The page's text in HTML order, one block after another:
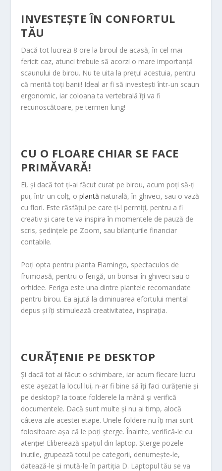
INVESTEȘTE ÎN CONFORTUL
TĂU
Dacă tot lucrezi 8 ore la biroul de acasă, în cel mai
fericit caz, atunci trebuie să acorzi o mare importanță
scaunului de birou. Nu te uita la prețul acestuia, pentru
că merită toți banii! Ideal ar fi să investești într-un scaun
ergonomic, iar coloana ta vertebrală îți va fi
recunoscătoare, pe termen lung!
CU O FLOARE CHIAR SE FACE
PRIMĂVARĂ!
Ei, și dacă tot ți-ai făcut curat pe birou, acum poți să-ți
pui, într-un colț, oplantă naturală, în ghiveci, sau o vază
cu flori. Este răsfățul pe care ți-l permiți, pentru a fi
creativ și care te va inspira în momentele de pauză de
scris, ședințele pe Zoom, sau bilanțurile financiar
contabile.
Poți opta pentru planta Flamingo, spectaculos de
frumoasă, pentru o ferigă, un bonsai în ghiveci sau o
orhidee. Feriga este una dintre plantele recomandate
pentru birou. Ea ajută la diminuarea efortului mental
depus și îți stimulează creativitatea, inspirația.
CURĂȚENIE PE DESKTOP
Și dacă tot ai făcut o schimbare, iar acum fiecare lucru
este așezat la locul lui, n-ar fi bine să îți faci curățenie și
pe desktop? Ia toate folderele la mână și verifică
documentele. Dacă sunt multe și nu ai timp, alocă
câteva zile acestei etape. Unele foldere nu îți mai sunt
folositoare așa că le poți șterge. Înainte, verifică-le cu
atenție! Eliberează spațiul din laptop. Șterge pozele
inutile, grupează totul pe categorii, denumește-le,
datează-le și mută-le în partiția D. Laptopul tău se va